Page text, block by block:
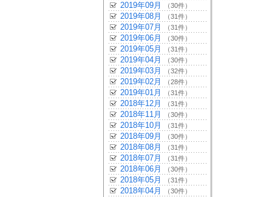
2019年09月 （30件）
2019年08月 （31件）
2019年07月 （31件）
2019年06月 （30件）
2019年05月 （31件）
2019年04月 （30件）
2019年03月 （32件）
2019年02月 （28件）
2019年01月 （31件）
2018年12月 （31件）
2018年11月 （30件）
2018年10月 （31件）
2018年09月 （30件）
2018年08月 （31件）
2018年07月 （31件）
2018年06月 （30件）
2018年05月 （31件）
2018年04月 （30件）